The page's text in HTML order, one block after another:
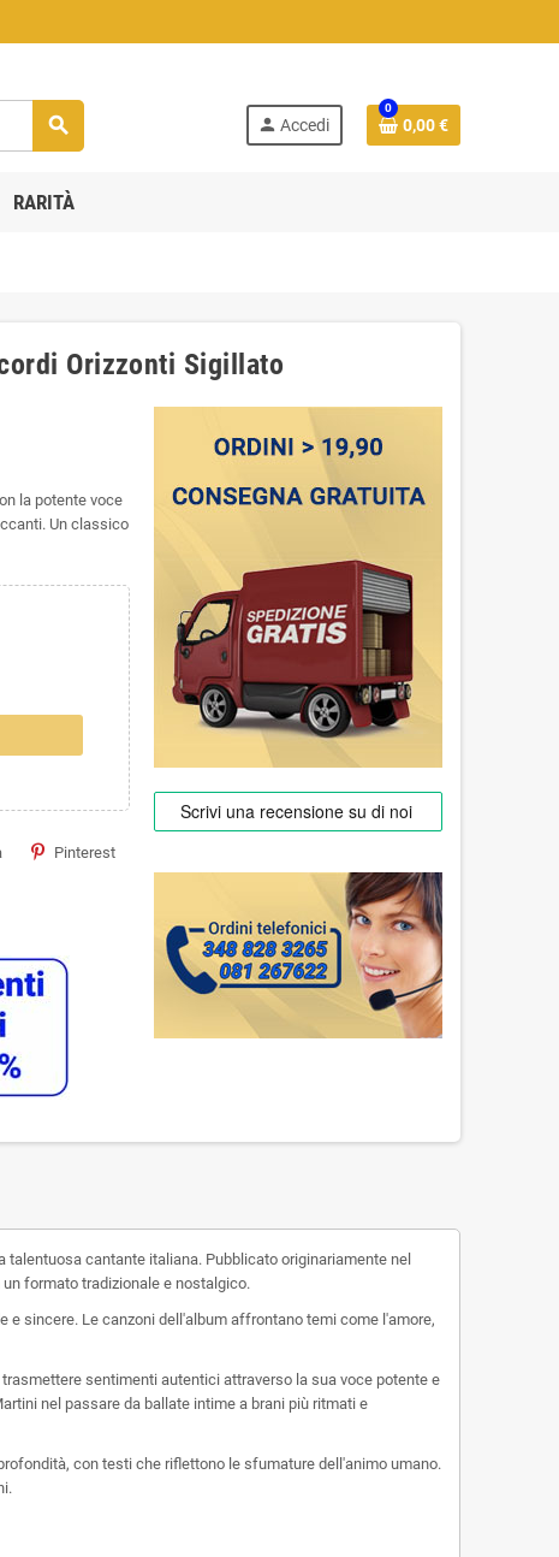
search person Accedi
0
0,00 €
RARITÀ
Orizzonti Sigillato
la potente voce
Un classico
Pinterest
cantante italiana. Pubblicato originariamente nel
formato tradizionale e nostalgico.
e sincere. Le canzoni dell'album affrontano temi come l'amore,
sentimenti autentici attraverso la sua voce potente e
nel passare da ballate intime a brani più ritmati e
con testi che riflettono le sfumature dell'animo umano.